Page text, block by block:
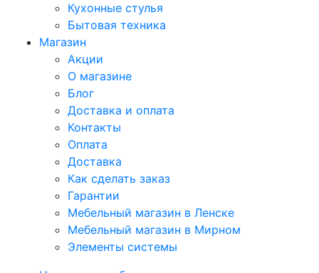
Кухонные стулья
Бытовая техника
Магазин
Акции
О магазине
Блог
Доставка и оплата
Контакты
Оплата
Доставка
Как сделать заказ
Гарантии
Мебельный магазин в Ленске
Мебельный магазин в Мирном
Элементы системы